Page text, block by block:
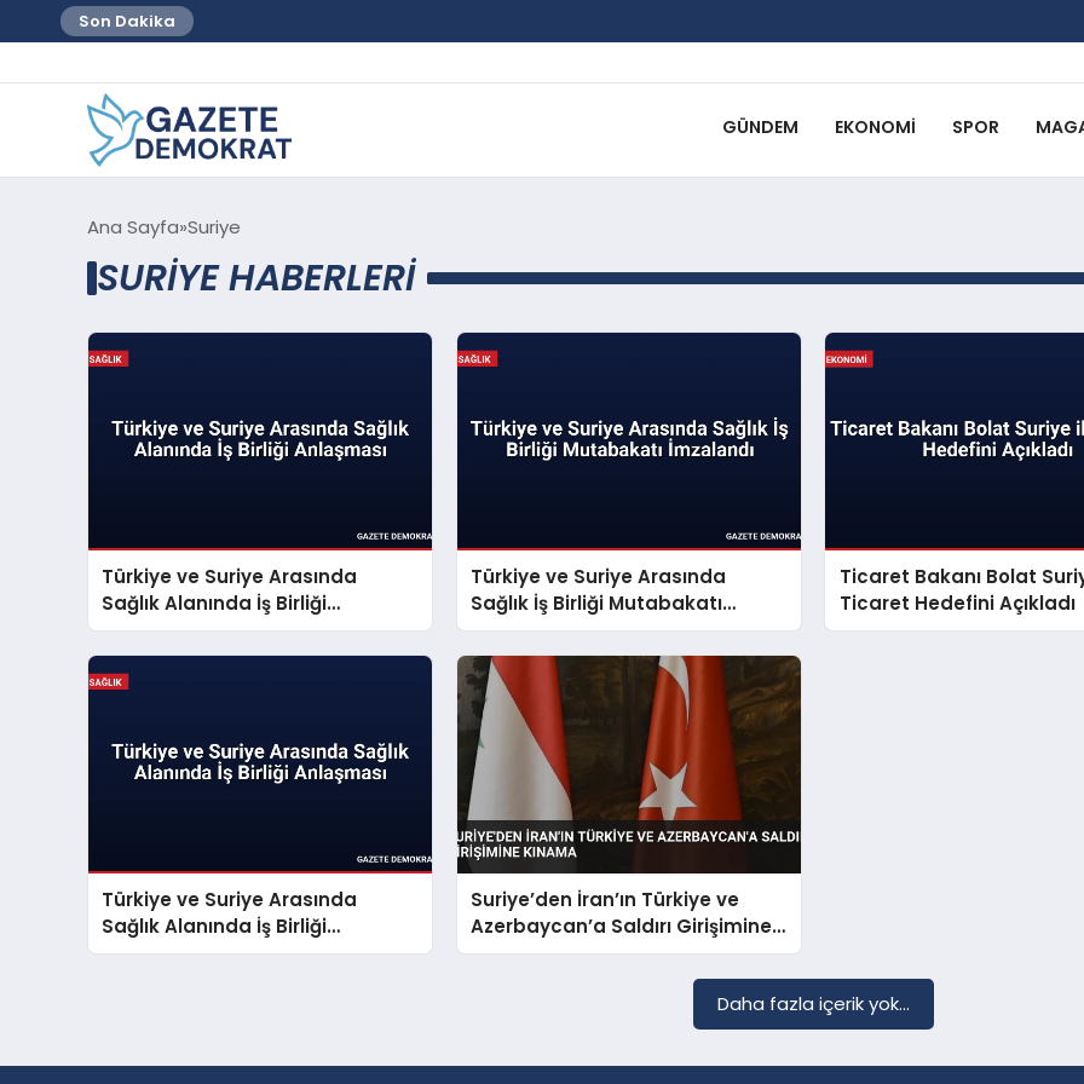
Son Dakika
GÜNDEM EKONOMI SPOR
Ana Sayfa Suriye
SURIYE HABERLERI
Türkiye ve Suriye Arasında
Sağlık Alanında İş Birliği
Anlaşması
Türkiye ve Suriye Arasında
Sağlık İş Birliği Mutabakatı
İmzalandı
Ticaret Bakanı Bolat
Ticaret Hedefini Açıkladı
Türkiye ve Suriye Arasında
Sağlık Alanında İş Birliği
Anlaşması
Suriye’den İran’ın Türkiye ve
Azerbaycan’a Saldırı Girişimine
Kınama
Daha fazla içerik yok...